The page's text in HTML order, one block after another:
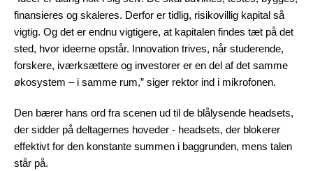
finansieres og skaleres. Derfor er tidlig, risikovillig kapital så
vigtig. Og det er endnu vigtigere, at kapitalen findes tæt på det
sted, hvor ideerne opstår. Innovation trives, når studerende,
forskere, iværksættere og investorer er en del af det samme
økosystem – i samme rum,” siger rektor ind i mikrofonen.
Den bærer hans ord fra scenen ud til de blålysende headsets,
der sidder på deltagernes hoveder - headsets, der blokerer
effektivt for den konstante summen i baggrunden, mens talen
står på.